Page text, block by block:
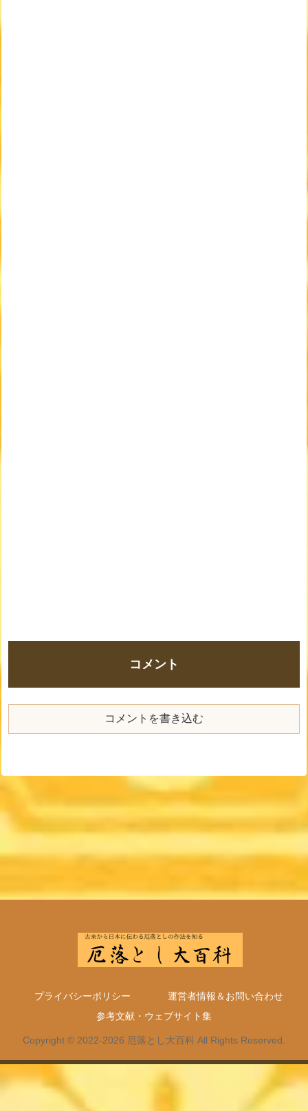
コメント
コメントを書き込む
プライバシーポリシー
運営者情報＆お問い合わせ
参考文献・ウェブサイト集
Copyright © 2022-2026 厄落とし大百科 All Rights Reserved.